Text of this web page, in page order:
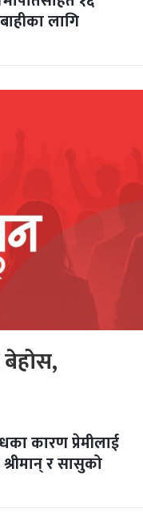
लागि
बेहोस,
कारण प्रेमीलाई
र सासुको